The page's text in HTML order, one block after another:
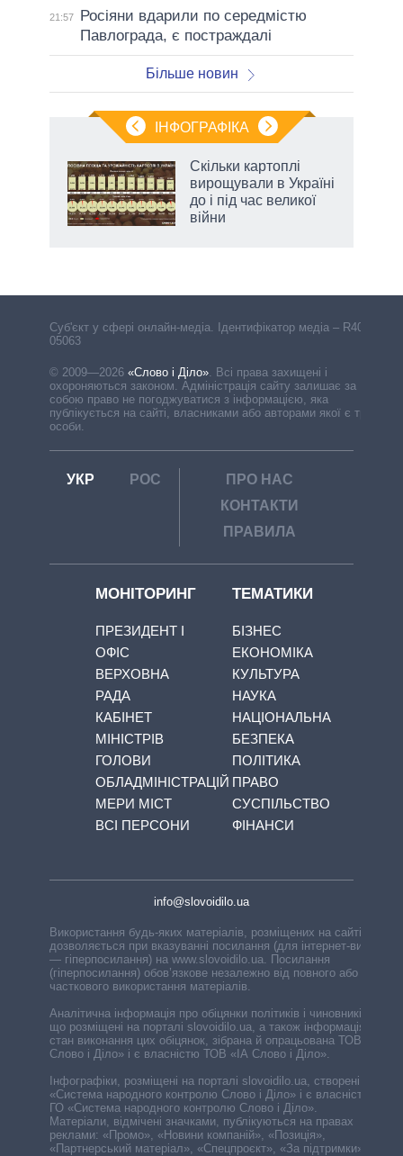
21:57
Росіяни вдарили по середмістю
Павлограда, є постраждалі
Більше новин
ІНФОГРАФІКА
Скільки картоплі
вирощували в Україні
до і під час великої
війни
Cуб'єкт у сфері онлайн-медіа. Ідентифікатор медіа – R40-
05063
© 2009—2026 «Слово і Діло» Всі права захищені і
охороняються законом. Адміністрація сайту залишає за
собою право не погоджуватися з інформацією, яка
публікується на сайті, власниками або авторами якої є треті
особи.
УКР РОС
ПРО НАС
КОНТАКТИ
ПРАВИЛА
МОНІТОРИНГ
ПРЕЗИДЕНТ І
ОФІС
ВЕРХОВНА
РАДА
КАБІНЕТ
МІНІСТРІВ
ГОЛОВИ
ОБЛАДМІНІСТРАЦІЙ
МЕРИ МІСТ
ВСІ ПЕРСОНИ
ТЕМАТИКИ
БІЗНЕС
ЕКОНОМІКА
КУЛЬТУРА
НАУКА
НАЦІОНАЛЬНА
БЕЗПЕКА
ПОЛІТИКА
ПРАВО
СУСПІЛЬСТВО
ФІНАНСИ
info@slovoidilo.ua
Використання будь-яких матеріалів, розміщених на сайті,
дозволяється при вказуванні посилання (для інтернет-видань
— гіперпосилання) на www.slovoidilo.ua. Посилання
(гіперпосилання) обов’язкове незалежно від повного або
часткового використання матеріалів.
Аналітична інформація про обіцянки політиків і чиновників,
що розміщені на порталі slovoidilo.ua, а також інформація про
стан виконання цих обіцянок, зібрана й опрацьована ТОВ «ІА
Слово і Діло» і є власністю ТОВ «ІА Слово і Діло».
Інфографіки, розміщені на порталі slovoidilo.ua, створені ГО
«Система народного контролю Слово і Діло» і є власністю
ГО «Система народного контролю Слово і Діло».
Матеріали, відмічені значками, публікуються на правах
реклами: «Промо», «Новини компаній», «Позиція»,
«Партнерський матеріал», «Спецпроєкт», «За підтримки».